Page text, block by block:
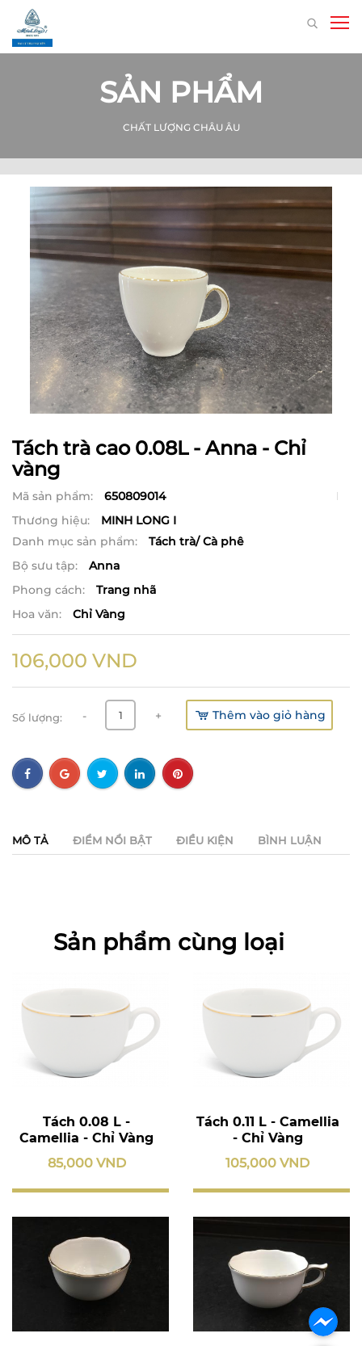
SẢN PHẨM
CHẤT LƯỢNG CHÂU ÂU
Tách trà cao 0.08L - Anna - Chỉ
vàng
Mã sản phẩm:
650809014
Thương hiệu:
MINH LONG I
Danh mục sản phẩm:
Tách trà/ Cà phê
Bộ sưu tập:
Anna
Phong cách:
Trang nhã
Hoa văn:
Chỉ Vàng
106,000 VND
Số lượng: - + Thêm vào giỏ hàng
MÔ TẢ ĐIỂM NỔI BẬT ĐIỀU KIỆN BÌNH LUẬN
Sản phẩm cùng loại
Tách 0.08 L -
Camellia - Chỉ Vàng
85,000 VND
Tách 0.11 L - Camellia
- Chỉ Vàng
105,000 VND